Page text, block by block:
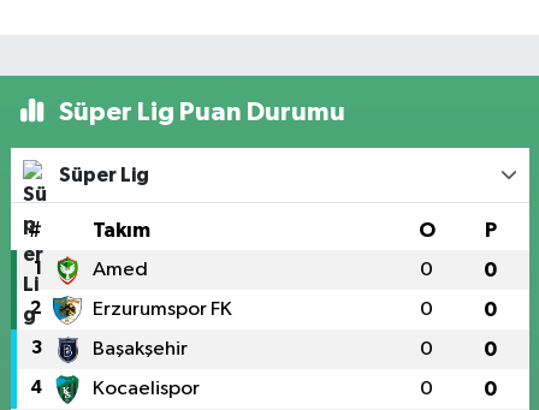
Süper Lig Puan Durumu
Süper Lig
# Takım O P
1 Amed 0 0
2 Erzurumspor FK 0 0
3 Başakşehir 0 0
4 Kocaelispor 0 0